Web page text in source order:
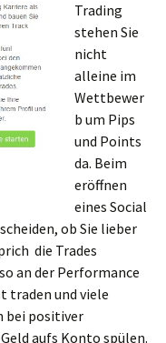
Trading
stehen Sie
nicht
alleine im
Wettbewer
b um Pips
und Points
da. Beim
eröffnen
eines Social
ob Sie lieber
die Trades
an der Performance
traden und viele
bei positiver
aufs Konto spülen.